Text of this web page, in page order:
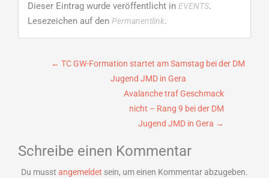
Dieser Eintrag wurde veröffentlicht in EVENTS.
Lesezeichen auf den Permanentlink.
Beitragsnavigation
← TC GW-Formation startet am Samstag bei der DM
Jugend JMD in Gera
Avalanche traf Geschmack
nicht – Rang 9 bei der DM
Jugend JMD in Gera →
Schreibe einen Kommentar
Du musst angemeldet sein, um einen Kommentar abzugeben.